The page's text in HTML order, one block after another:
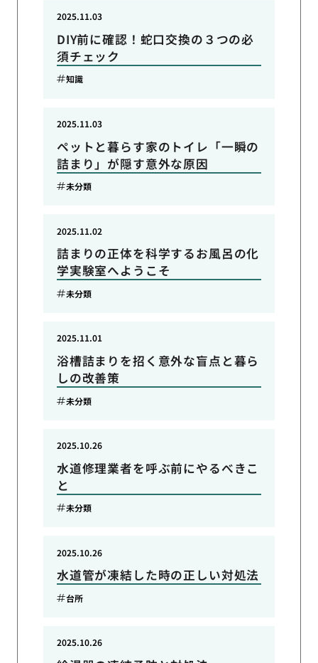
DIY前に確認！蛇口交換の３つの必
須チェック
2025.11.03
知識
ペットと暮らす家のトイレ「一瞬の
詰まり」が隠す意外な原因
2025.11.03
未分類
詰まりの正体を科学するお風呂の化
学実験室へようこそ
2025.11.02
未分類
浴槽詰まりを招く意外な盲点と暮ら
しの改善策
2025.11.01
未分類
水道修理業者を呼ぶ前にやるべきこ
と
2025.10.26
未分類
水道管が凍結した時の正しい対処法
2025.10.26
台所
2025.10.26